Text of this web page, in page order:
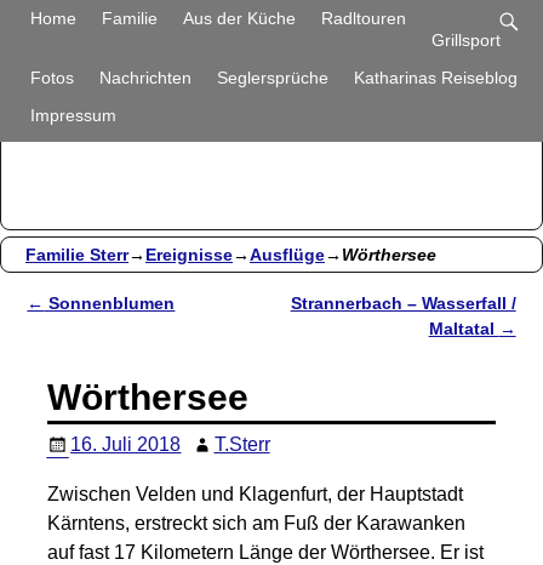
Home Familie Aus der Küche
Radltouren
Grillsport
Fotos
Nachrichten Seglersprüche
Katharinas Reiseblog
Impressum
Familie Sterr
Familie Sterr→ Ereignisse→Ausflüge→ Wörthersee
← Sonnenblumen
Strannerbach – Wasserfall /
Maltatal →
Wörthersee
16. Juli 2018 T.Sterr
Zwischen Velden und Klagenfurt, der Hauptstadt
Kärntens, erstreckt sich am Fuß der Karawanken
auf fast 17 Kilometern Länge der Wörthersee. Er ist